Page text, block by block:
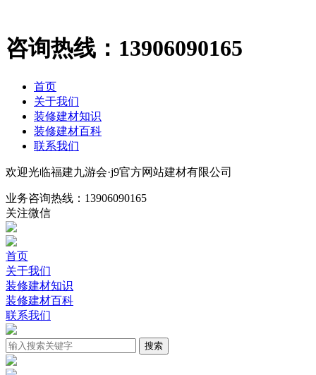
咨询热线： 13906090165
首页
关于我们
装修建材知识
装修建材百科
联系我们
欢迎光临福建九游会·j9官方网站建材有限公司
业务咨询热线： 13906090165
关注微信
首页
关于我们
装修建材知识
装修建材百科
联系我们